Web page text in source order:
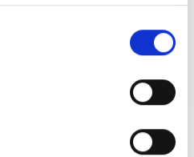
ældre- og